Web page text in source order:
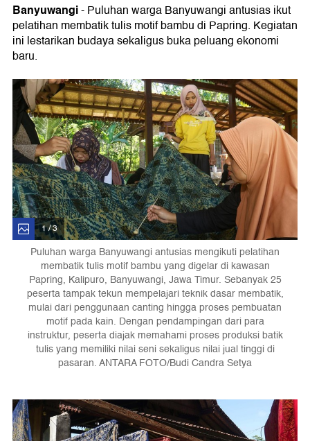
Banyuwangi- Puluhan warga Banyuwangi antusias ikut
pelatihan membatik tulis motif bambu di Papring. Kegiatan
ini lestarikan budaya sekaligus buka peluang ekonomi
baru.
1 / 3
Puluhan warga Banyuwangi antusias mengikuti pelatihan
membatik tulis motif bambu yang digelar di kawasan
Papring, Kalipuro, Banyuwangi, Jawa Timur. Sebanyak 25
peserta tampak tekun mempelajari teknik dasar membatik,
mulai dari penggunaan canting hingga proses pembuatan
motif pada kain. Dengan pendampingan dari para
instruktur, peserta diajak memahami proses produksi batik
tulis yang memiliki nilai seni sekaligus nilai jual tinggi di
pasaran. ANTARA FOTO/Budi Candra Setya